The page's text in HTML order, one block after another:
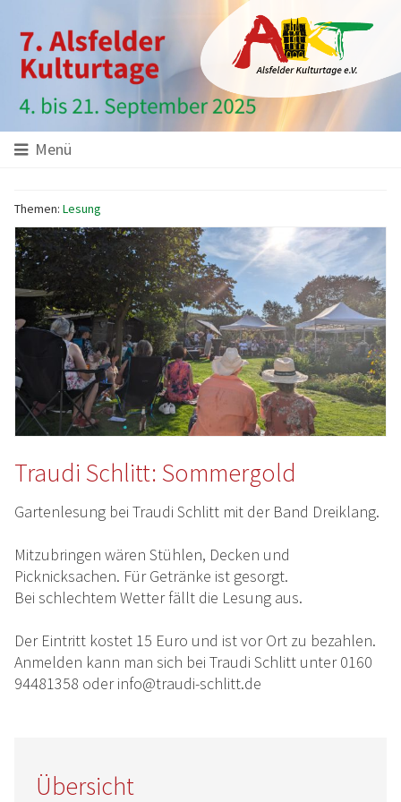
Startseite
Hauptinhalt
Menü
Themen: Lesung
Traudi Schlitt: Sommergold
Gartenlesung bei Traudi Schlitt mit der Band Dreiklang.
Mitzubringen wären Stühlen, Decken und
Picknicksachen. Für Getränke ist gesorgt.
Bei schlechtem Wetter fällt die Lesung aus.
Der Eintritt kostet 15 Euro und ist vor Ort zu bezahlen.
Anmelden kann man sich bei Traudi Schlitt unter 0160
94481358 oder info@traudi-schlitt.de
Übersicht